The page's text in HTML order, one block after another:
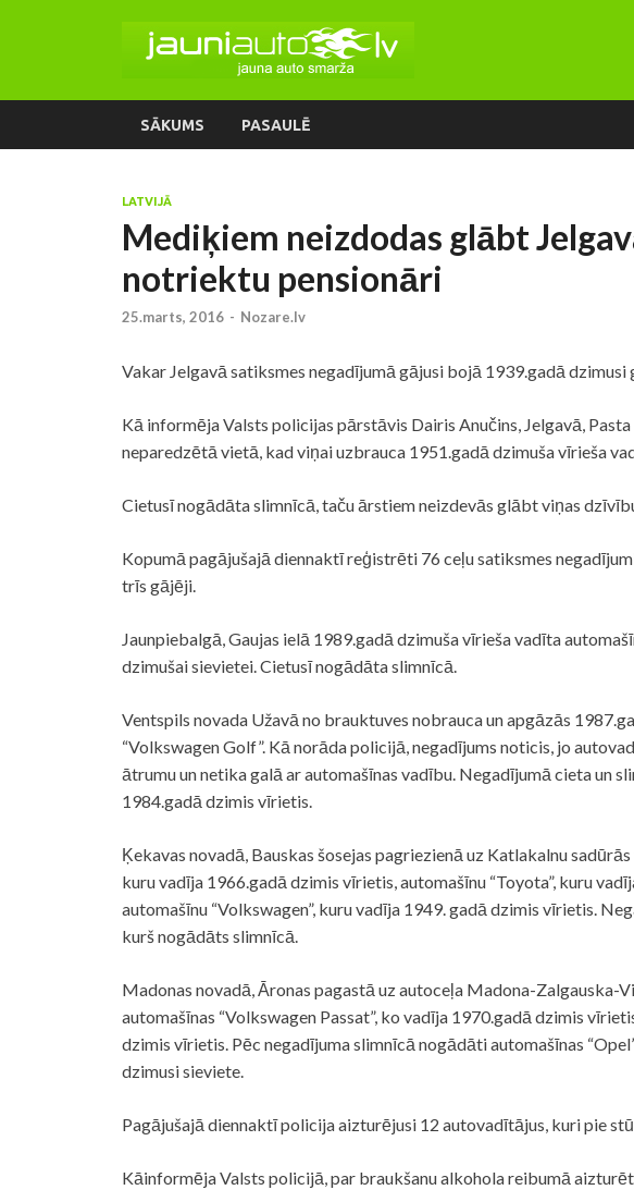
SĀKUMS PASAULĒ
LATVIJĀ
Mediķiem neizdodas glābt
notriektu pensionāri
25.marts, 2016 - Nozare.lv
Vakar Jelgavā satiksmes negadījumā gājusi bojā 1939.gadā dzimusi
Kā informēja Valsts policijas pārstāvis Dairis Anučins, Jelgavā,
neparedzētā vietā, kad viņai uzbrauca 1951.gadā dzimuša vīrieša
Cietusī nogādāta slimnīcā, taču ārstiem neizdevās glābt viņas
Kopumā pagājušajā diennaktī reģistrēti 76 ceļu satiksmes
trīs gājēji.
Jaunpiebalgā, Gaujas ielā 1989.gadā dzimuša vīrieša vadīta
dzimušai sievietei. Cietusī nogādāta slimnīcā.
Ventspils novada Užavā no brauktuves nobrauca un apgāzās
“Volkswagen Golf”. Kā norādapolicijā, negadījums noticis, jo
ātrumu un netika galā ar automašīnas vadību. Negadījumā cieta un
1984.gadā dzimis vīrietis.
Ķekavas novadā, Bauskas šosejas pagriezienā uz Katlakalnu
kuru vadīja 1966.gadā dzimis vīrietis, automašīnu “Toyota”, kuru
automašīnu “Volkswagen”, kuru vadīja 1949. gadā dzimis vīrietis.
kurš nogādāts slimnīcā.
Madonas novadā, Āronas pagastā uz autoceļa Madona-Zalgauska-
automašīnas “Volkswagen Passat”, ko vadīja 1970.gadā dzimis
dzimis vīrietis. Pēc negadījuma slimnīcā nogādāti automašīnas
dzimusi sieviete.
Pagājušajā diennaktīpolicijaaizturējusi 12 autovadītājus, kuri pie
Kāinformēja Valsts policijā, par braukšanu alkohola reibumā